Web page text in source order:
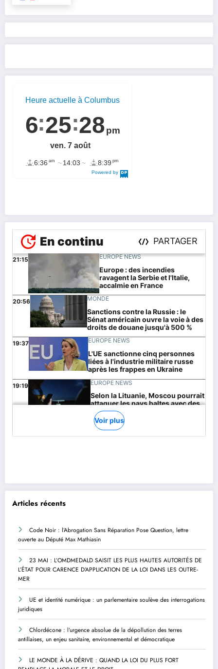
Articles récents
Code Noir : l’Abrogation Sans Réparation Pose Question, lettre
ouverte au Député Max Mathiasin
23 MAI : L’OMDMEDALD SAISIT LES PLUS HAUTES AUTORITÉS DE
L’ÉTAT POUR CARENCE D’APPLICATION DE LA LOI DANS LES OUTRE-
MER
UE et identité numérique : un parlementaire soulève des interrogations
juridiques
Chlordécone : l’urgence absolue de la dépollution des terres
antillaises, un enjeu sanitaire, environnemental et démocratique
LE MONDE À LA DÉRIVE : QUAND LA LOI DU PLUS FORT